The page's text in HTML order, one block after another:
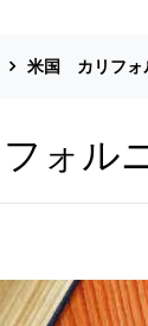
米国 カリフォ
ォル